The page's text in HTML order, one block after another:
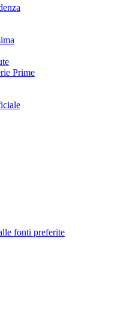
Prime
fonti preferite